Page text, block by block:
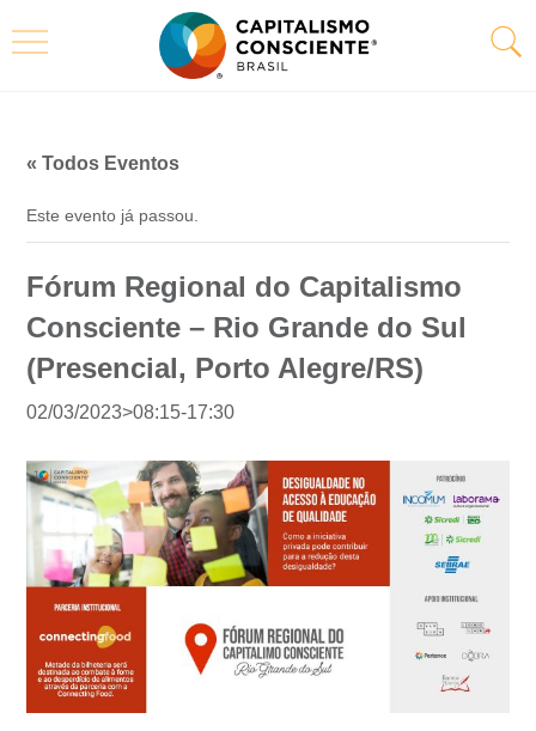
« Todos Eventos
Este evento já passou.
Fórum Regional do Capitalismo
Consciente – Rio Grande do Sul
(Presencial, Porto Alegre/RS)
02/03/2023>08:15-17:30